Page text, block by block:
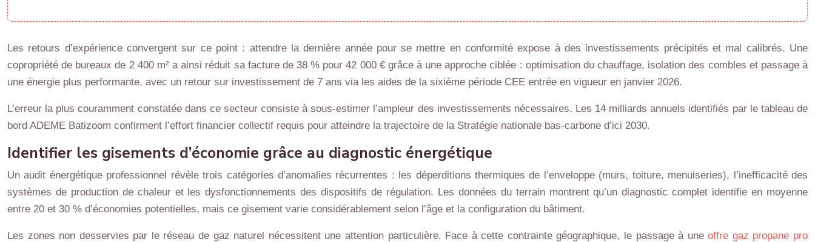
Les retours d’expérience convergent sur ce point : attendre la dernière année pour se mettre en conformité expose à des investissements précipités et mal calibrés. Une
copropriété de bureaux de 2 400 m² a ainsi réduit sa facture de 38 % pour 42 000 € grâce à une approche ciblée : optimisation du chauffage, isolation des combles et passage à
une énergie plus performante, avec un retour sur investissement de 7 ans via les aides de la sixième période CEE entrée en vigueur en janvier 2026.
L’erreur la plus couramment constatée dans ce secteur consiste à sous-estimer l’ampleur des investissements nécessaires. Les 14 milliards annuels identifiés par le tableau de
bord ADEME Batizoom confirment l’effort financier collectif requis pour atteindre la trajectoire de la Stratégie nationale bas-carbone d’ici 2030.
Identifier les gisements d’économie grâce au diagnostic énergétique
Un audit énergétique professionnel révèle trois catégories d’anomalies récurrentes : les déperditions thermiques de l’enveloppe (murs, toiture, menuiseries), l’inefficacité des
systèmes de production de chaleur et les dysfonctionnements des dispositifs de régulation. Les données du terrain montrent qu’un diagnostic complet identifie en moyenne
entre 20 et 30 % d’économies potentielles, mais ce gisement varie considérablement selon l’âge et la configuration du bâtiment.
Les zones non desservies par le réseau de gaz naturel nécessitent une attention particulière. Face à cette contrainte géographique, le passage à uneoffre gaz propane pro